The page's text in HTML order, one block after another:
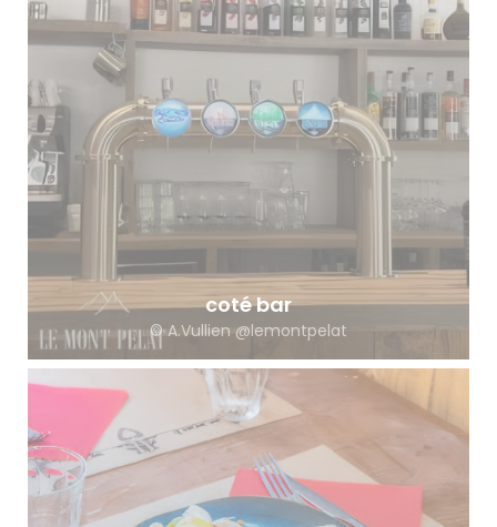
coté bar
© A.Vullien @lemontpelat